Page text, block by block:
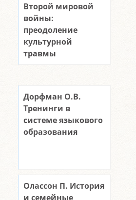
Второй мировой
войны:
преодоление
культурной
травмы
Дорфман О.В.
Тренинги в
системе языкового
образования
Олассон П. История
и семейные